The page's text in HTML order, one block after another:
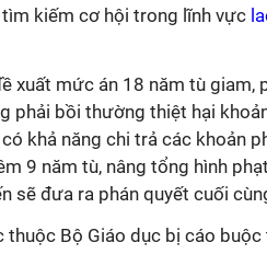
kiếm cơ hội trong lĩnh vực
xuất mức án 18 năm tù giam,
phải bồi thường thiệt hại
khả năng chi trả các khoản
9 năm tù, nâng tổng hình
sẽ đưa ra phán quyết cuối
Bộ Giáo dục bị cáo buộc